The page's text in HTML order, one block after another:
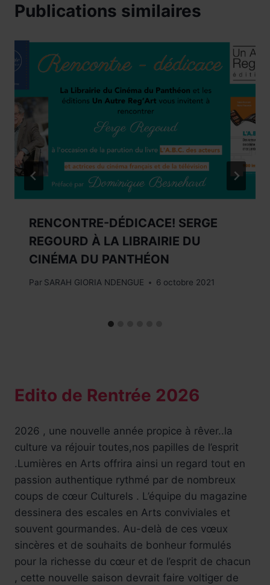
Publications similaires
RENCONTRE-DÉDICACE! SERGE
REGOURD À LA LIBRAIRIE DU
CINÉMA DU PANTHÉON
Par SARAH GIORIA NDENGUE 6 octobre 2021
Edito de Rentrée 2026
2026 , une nouvelle année propice à rêver..la
culture va réjouir toutes,nos papilles de l’esprit
.Lumières en Arts offrira ainsi un regard tout en
passion authentique rythmé par de nombreux
coups de cœur Culturels . L’équipe du magazine
dessinera des escales en Arts conviviales et
souvent gourmandes. Au-delà de ces vœux
sincères et de souhaits de bonheur formulés
pour la richesse du cœur et de l’esprit de chacun
, cette nouvelle saison devrait faire voltiger de